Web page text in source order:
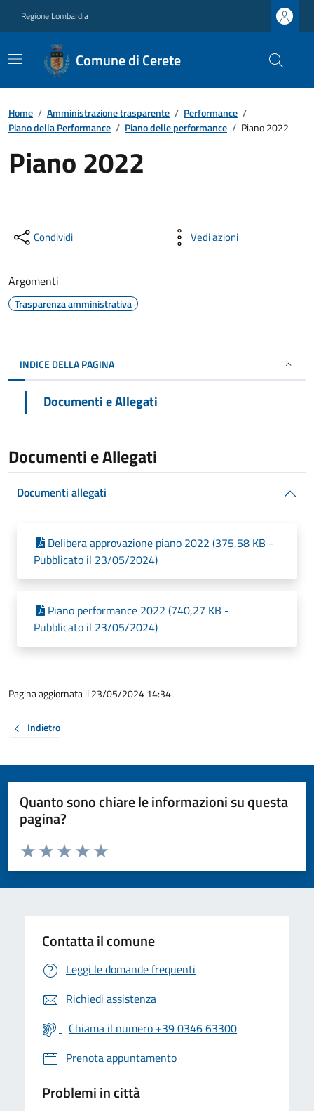
Regione Lombardia
Comune di Cerete
Home / Amministrazione trasparente / Performance /
Piano della Performance / Piano delle performance / Piano 2022
Piano 2022
Condividi Vedi azioni
Argomenti
Trasparenza amministrativa
INDICE DELLA PAGINA
Documenti e Allegati
Documenti e Allegati
Documenti allegati
Delibera approvazione piano 2022 (375,58 KB -
Pubblicato il 23/05/2024)
Piano performance 2022 (740,27 KB -
Pubblicato il 23/05/2024)
Pagina aggiornata il 23/05/2024 14:34
Indietro
Quanto sono chiare le informazioni su questa
pagina?
Valuta da 1 a 5 stelle la pagina
Valuta 5 stelle su 5
Valuta 4 stelle su 5
Valuta 3 stelle su 5
Valuta 2 stelle su 5
Valuta 1 stelle su 5
Contatta il comune
Leggi le domande frequenti
Richiedi assistenza
Chiama il numero +39 0346 63300
Prenota appuntamento
Problemi in città